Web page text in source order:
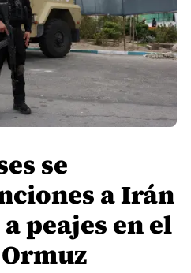
se
a Irán
peajes en el